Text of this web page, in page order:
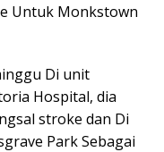
Untuk Monkstown
Di unit
Hospital, dia
stroke dan Di
Park Sebagai